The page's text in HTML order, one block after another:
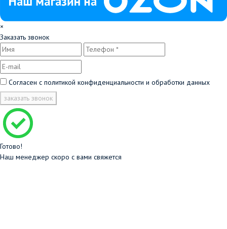
×
Заказать звонок
Согласен с политикой конфиденциальности и обработки данных
заказать звонок
Готово!
Наш менеджер скоро с вами свяжется